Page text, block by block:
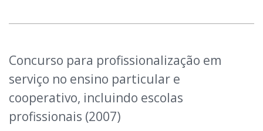
Concurso para profissionalização em
serviço no ensino particular e
cooperativo, incluindo escolas
profissionais (2007)